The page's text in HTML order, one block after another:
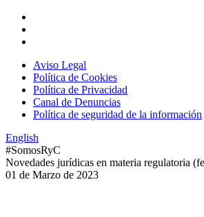
Aviso Legal
Política de Cookies
Política de Privacidad
Canal de Denuncias
Política de seguridad de la información
English
#SomosRyC
Novedades jurídicas en materia regulatoria
01 de Marzo de 2023